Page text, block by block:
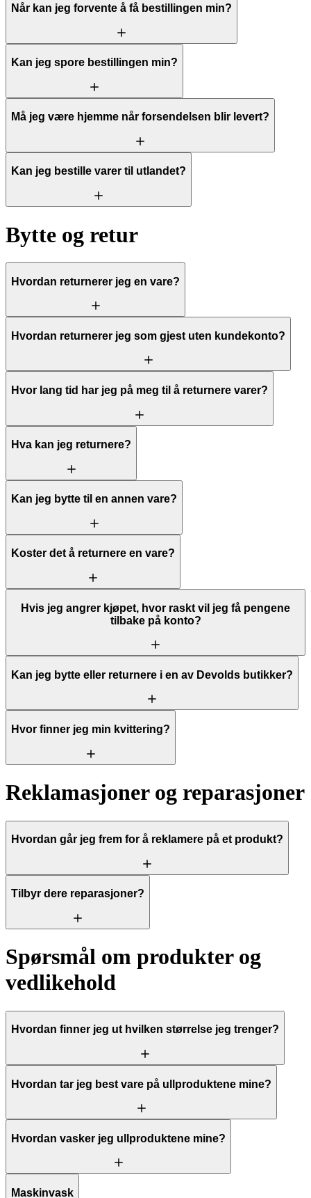
Når kan jeg forvente å få bestillingen min?
Kan jeg spore bestillingen min?
Må jeg være hjemme når forsendelsen blir levert?
Kan jeg bestille varer til utlandet?
Bytte og retur
Hvordan returnerer jeg en vare?
Hvordan returnerer jeg som gjest uten kundekonto?
Hvor lang tid har jeg på meg til å returnere varer?
Hva kan jeg returnere?
Kan jeg bytte til en annen vare?
Koster det å returnere en vare?
Hvis jeg angrer kjøpet, hvor raskt vil jeg få pengene
tilbake på konto?
Kan jeg bytte eller returnere i en av Devolds butikker?
Hvor finner jeg min kvittering?
Reklamasjoner og reparasjoner
Hvordan går jeg frem for å reklamere på et produkt?
Tilbyr dere reparasjoner?
Spørsmål om produkter og
vedlikehold
Hvordan finner jeg ut hvilken størrelse jeg trenger?
Hvordan tar jeg best vare på ullproduktene mine?
Hvordan vasker jeg ullproduktene mine?
Maskinvask